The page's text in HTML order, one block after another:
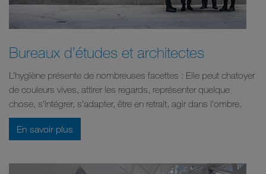
Bureaux d’études et architectes
L’hygiène présente de nombreuses facettes : Elle peut chatoyer
de couleurs vives, attirer les regards, représenter quelque
chose, s’intégrer, s’adapter, être en retrait, agir dans l’ombre.
En savoir plus